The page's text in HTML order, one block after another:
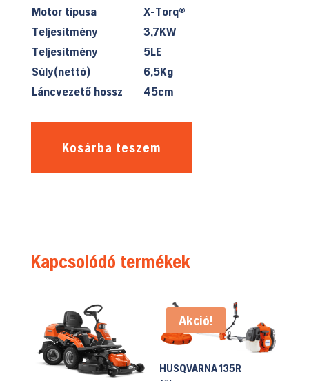
Motor típusa
X-Torq®
Teljesítmény
3,7KW
Teljesítmény
5LE
Súly(nettó)
6,5Kg
Láncvezető hossz
45cm
Kosárba teszem
Kapcsolódó termékek
Akció!
HUSQVARNA 135R